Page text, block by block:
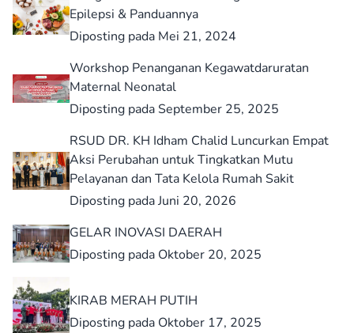
Epilepsi & Panduannya
Diposting pada Mei 21, 2024
Workshop Penanganan Kegawatdaruratan
Maternal Neonatal
Diposting pada September 25, 2025
RSUD DR. KH Idham Chalid Luncurkan Empat
Aksi Perubahan untuk Tingkatkan Mutu
Pelayanan dan Tata Kelola Rumah Sakit
Diposting pada Juni 20, 2026
GELAR INOVASI DAERAH
Diposting pada Oktober 20, 2025
KIRAB MERAH PUTIH
Diposting pada Oktober 17, 2025